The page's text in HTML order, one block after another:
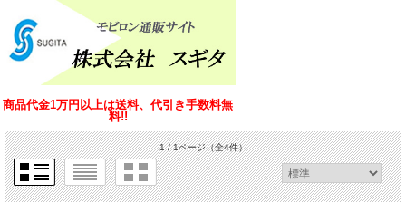
商品代金1万円以上は送料、代引き手数料無
料!!
1 / 1ページ（全4件）